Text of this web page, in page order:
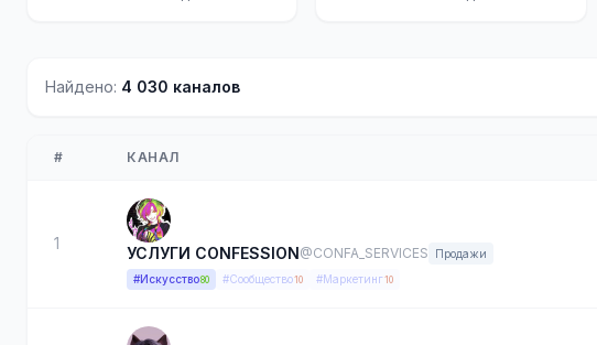
Найдено: 4 030 каналов
# КАНАЛ
1
УСЛУГИ CONFESSION@CONFA_SERVICES
Продажи
#Искусство80 #Сообщество10 #Маркетинг 10